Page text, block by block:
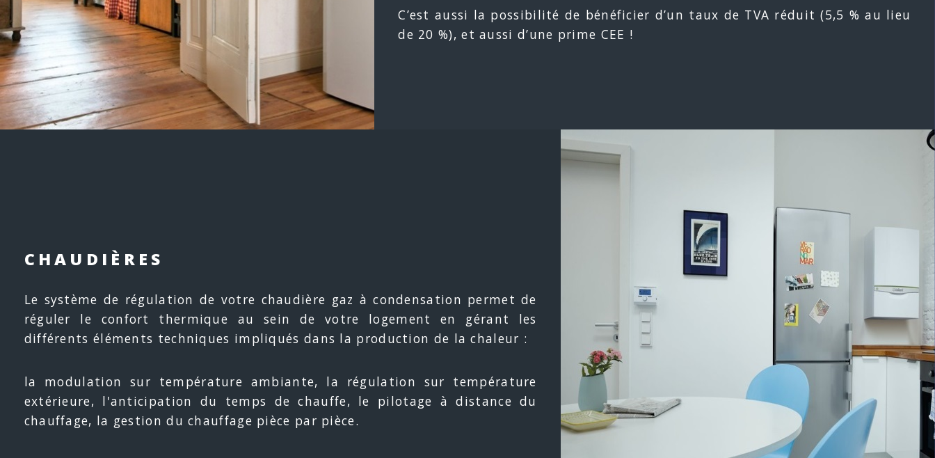
C’est aussi la possibilité de bénéficier d’un taux de TVA réduit (5,5 % au lieu
de 20 %), et aussi d’une prime CEE !
CHAUDIÈRES
Le système de régulation de votre chaudière gaz à condensation permet de
réguler le confort thermique au sein de votre logement en gérant les
différents éléments techniques impliqués dans la production de la chaleur :
la modulation sur température ambiante, la régulation sur température
extérieure, l'anticipation du temps de chauffe, le pilotage à distance du
chauffage, la gestion du chauffage pièce par pièce.